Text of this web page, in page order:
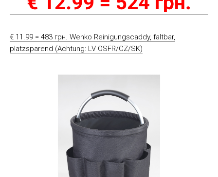
€ 11.99 = 483 грн. Wenko Reinigungscaddy, faltbar,
platzsparend (Achtung: LV OSFR/CZ/SK)